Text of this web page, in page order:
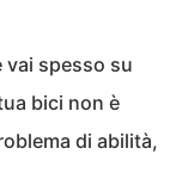
vai spesso su
bici non è
di abilità,